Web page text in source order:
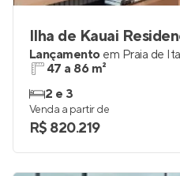
Ilha de Kauai
Lançamento em Praia de
47 a 86 m²
2 e 3
Venda a partir de
R$ 820.219